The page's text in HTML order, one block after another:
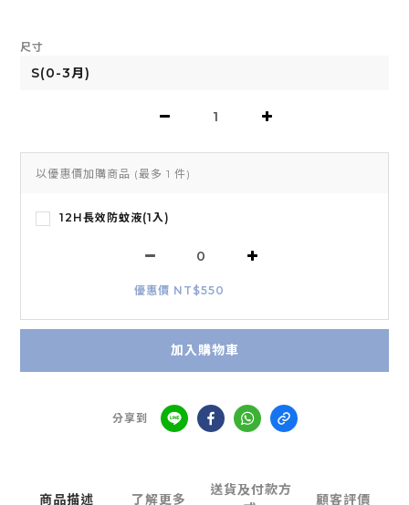
尺寸
以優惠價加購商品 (最多 1 件)
12H長效防蚊液(1入)
優惠價 NT$550
加入購物車
分享到
商品描述 了解更多
送貨及付款方
顧客評價